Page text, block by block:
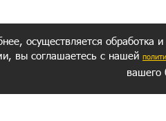
осуществляется обработка
вы соглашаетесь с нашей
вашего